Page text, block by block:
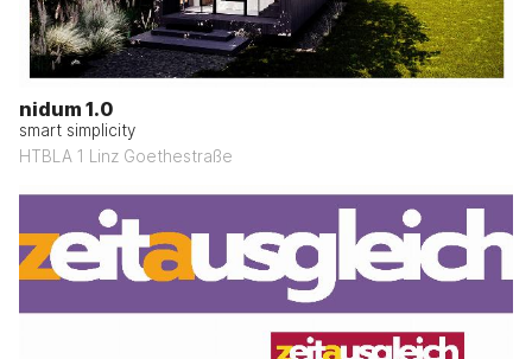
nidum 1.0
smart simplicity
HTBLA 1 Linz Goethestraße